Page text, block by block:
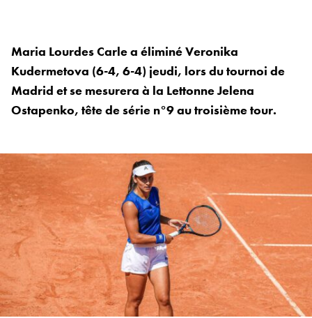
Maria Lourdes Carle a éliminé Veronika
Kudermetova (6-4, 6-4) jeudi, lors du tournoi de
Madrid et se mesurera à la Lettonne Jelena
Ostapenko, tête de série n°9 au troisième tour.